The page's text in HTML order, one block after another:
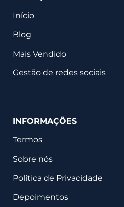
Início
Blog
Mais Vendido
Gestão de redes sociais
INFORMAÇÕES
Termos
Sobre nós
Política de Privacidade
Depoimentos